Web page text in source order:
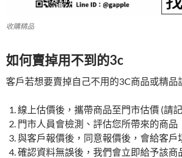
收購精品
如何賣掉用不到的3c
客戶若想要賣掉自己不用的3C商品或精品
線上估價後，攜帶商品至門市估價 (請
門市人員會檢測、評估您所帶來的商品
與客戶報價後，同意報價後，會給客戶
確認資料無誤後，我們會立即給予該商